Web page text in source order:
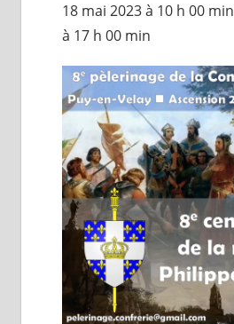
18 mai 2023 à 10 h 00 min
à 17 h 00 min